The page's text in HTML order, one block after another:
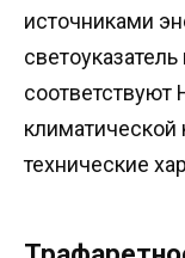
источниками
климатической
технические